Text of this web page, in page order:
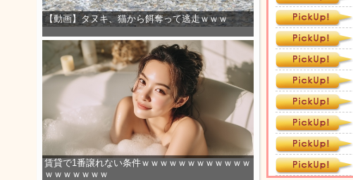
【動画】タヌキ、猫から餌奪って逃走ｗｗｗ
賃貸で1番譲れない条件ｗｗｗｗｗｗｗｗｗｗｗｗ
ｗｗｗｗｗｗｗ